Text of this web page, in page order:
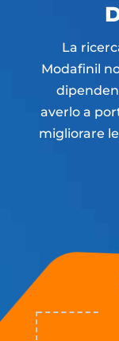
La
Modafinil
averlo a
migliorare